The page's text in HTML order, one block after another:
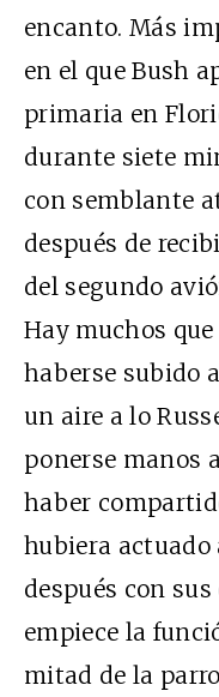
encanto. Más
en el que Bush
primaria en
durante siete
con semblante
después de
del segundo
Hay muchos
haberse subido
un aire a lo
ponerse manos
haber
hubiera actuado
después con
empiece la
mitad de la